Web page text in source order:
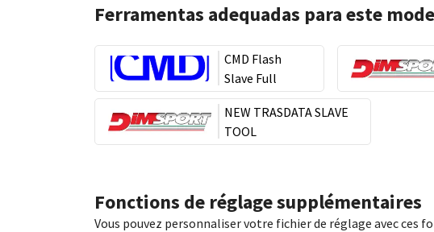
Ferramentas adequadas para este
CMD Flash
Slave Full
NEW TRASDATA SLAVE
TOOL
Fonctions de réglage supplémentaires
Vous pouvez personnaliser votre fichier de réglage avec ces